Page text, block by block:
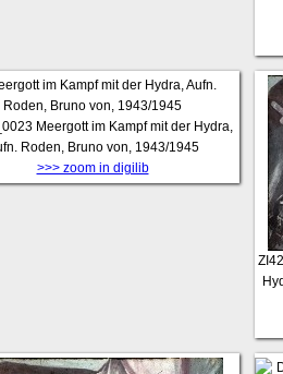
Meergott im Kampf mit der Hydra,
Roden, Bruno von, 1943/1945
>>> zoom in digilib